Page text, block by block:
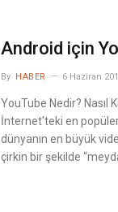
Android için
By HABER 6 Haziran
YouTube Nedir? Nasıl
İnternet’teki en
dünyanın en büyük
çirkin bir şekilde